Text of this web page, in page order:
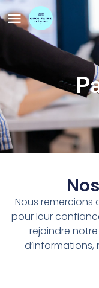
Nous remercions
pour leur
rejoindre